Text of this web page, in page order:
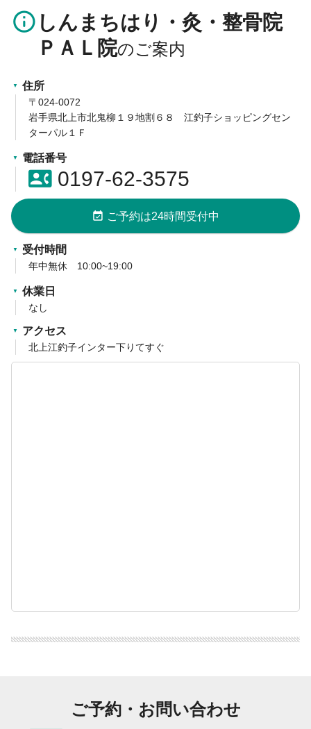
info_outline しんまちはり・灸・整骨院
ＰＡＬ院
住所
〒024-0072
岩手県北上市北鬼柳１９地割６８ 江釣子ショッピングセン
ターパル１Ｆ
電話番号
contact_phone0197-62-3575
event_available ご予約は24時間受付中
受付時間
年中無休 10:00~19:00
休業日
なし
アクセス
北上江釣子インター下りてすぐ
ご予約・お問い合わせ